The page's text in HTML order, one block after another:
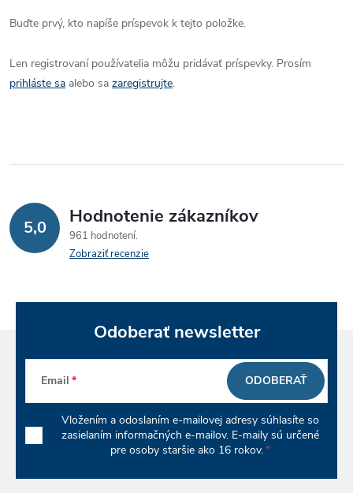
Buďte prvý, kto napíše príspevok k tejto položke.
Len registrovaní používatelia môžu pridávať príspevky. Prosím
prihláste sa alebo sa zaregistrujte.
5,0 Hodnotenie zákazníkov
961 hodnotení
Zobraziť recenzie
Odoberať newsletter
Email
Vložením a odoslaním e-mailovej adresy súhlasíte so
zasielaním informačných e-mailov. E-maily sú určené
pre osoby staršie ako 16 rokov.
ODOBERAŤ